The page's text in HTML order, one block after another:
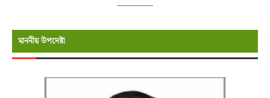
মাননীয় উপদেষ্টা